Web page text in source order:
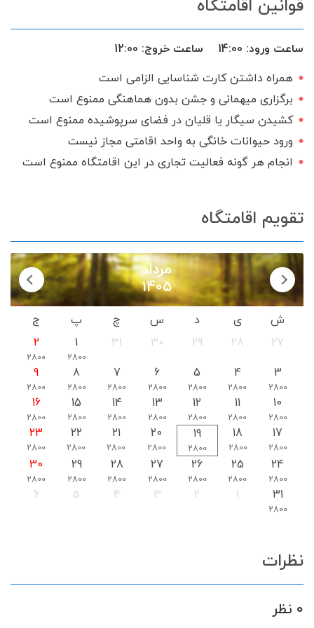
تخت و سرویس خواب
تحویل 24 ساعته
گیرنده دیجیتال
قوانین اقامتگاه
ساعت ورود: 14:00 ساعت خروج: 12:00
همراه داشتن کارت شناسایی الزامی است
برگزاری میهمانی و جشن بدون هماهنگی ممنوع است
کشیدن سیگار یا قلیان در فضای سرپوشیده ممنوع است
ورود حیوانات خانگی به واحد اقامتی مجاز نیست
انجام هر گونه فعالیت تجاری در این اقامتگاه ممنوع است
تقویم اقامتگاه
مرداد
1405
ش ی د س چ پ
ج
27
28
29
30
31
1
2800
2
2800
3
2800
4
2800
5
2800
6
2800
7
2800
8
2800
9
2800
10
2800
11
2800
12
2800
13
2800
14
2800
15
2800
16
2800
17
2800
18
2800
19
2800
20
2800
21
2800
22
2800
23
2800
24
2800
25
2800
26
2800
27
2800
28
2800
29
2800
30
2800
31
2800
1
2
3
4
5
6
نظرات
0 نظر